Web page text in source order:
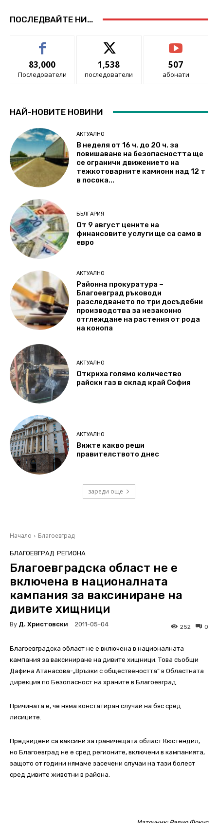
ПОСЛЕДВАЙТЕ НИ...
83,000
Последователи
1,538
последователи
507
абонати
НАЙ-НОВИТЕ НОВИНИ
АКТУАЛНО
В неделя от 16 ч. до 20 ч. за
повишаване на безопасността ще
се ограничи движението на
тежкотоварните камиони над 12 т
в посока...
БЪЛГАРИЯ
От 9 август цените на
финансовите услуги ще са само в
евро
АКТУАЛНО
Районна прокуратура –
Благоевград ръководи
разследването по три досъдебни
производства за незаконно
отглеждане на растения от рода
на конопа
АКТУАЛНО
Откриха голямо количество
райски газ в склад край София
АКТУАЛНО
Вижте какво реши
правителството днес
зареди още